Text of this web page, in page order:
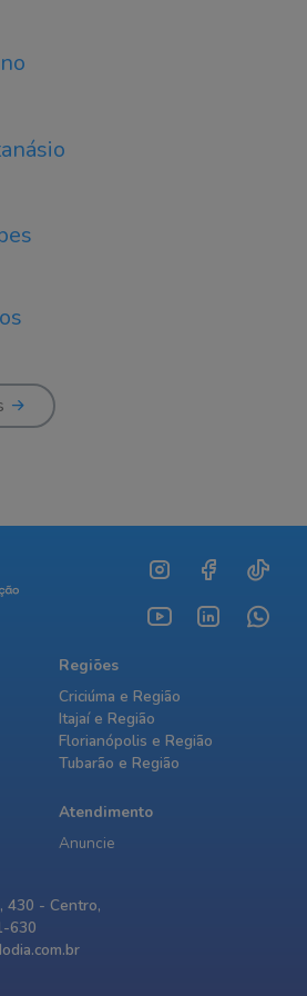
Regiões
Criciúma e Região
Itajaí e Região
Florianópolis e Região
Tubarão e Região
Atendimento
Anuncie
430 - Centro,
630